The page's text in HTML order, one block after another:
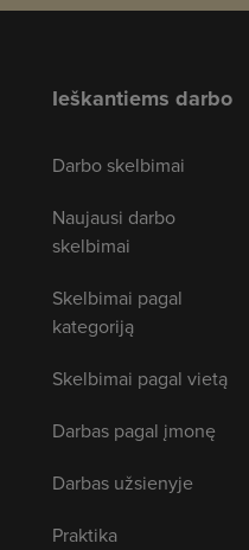
Ieškantiems darbo
Darbo skelbimai
Naujausi darbo
skelbimai
Skelbimai pagal
kategoriją
Skelbimai pagal vietą
Darbas pagal įmonę
Darbas užsienyje
Praktika